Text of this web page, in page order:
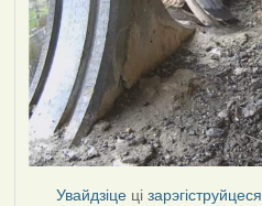
Увайдзіце цізарэгіструйцеся